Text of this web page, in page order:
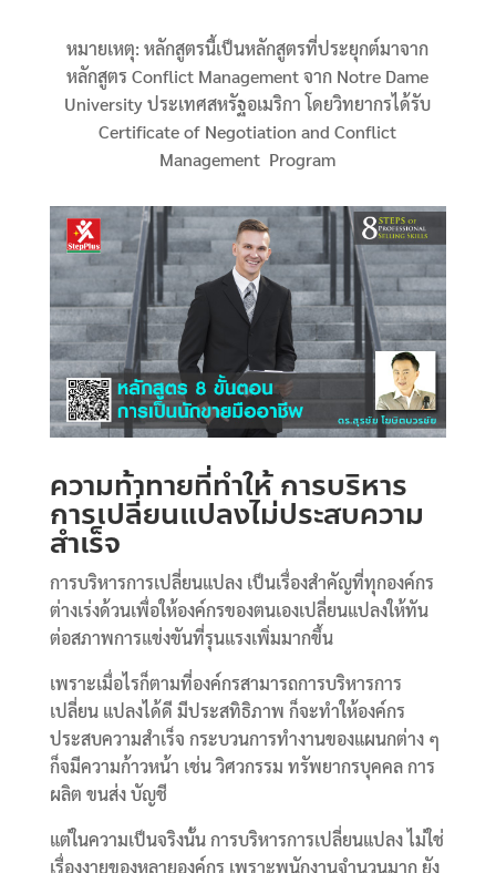
หมายเหตุ: หลักสูตรนี้เป็นหลักสูตรที่ประยุกต์มาจาก
หลักสูตร Conflict Management จาก Notre Dame
University ประเทศสหรัฐอเมริกา โดยวิทยากรได้รับ
Certificate of Negotiation and Conflict
Management Program
ความท้าทายที่ทำให้ การบริหาร
การเปลี่ยนแปลงไม่ประสบความ
สำเร็จ
การบริหารการเปลี่ยนแปลง เป็นเรื่องสำคัญที่ทุกองค์กร
ต่างเร่งด้วนเพื่อให้องค์กรของตนเองเปลี่ยนแปลงให้ทัน
ต่อสภาพการแข่งขันที่รุนแรงเพิ่มมากขึ้น
เพราะเมื่อไรก็ตามที่องค์กรสามารถการบริหารการ
เปลี่ยน แปลงได้ดี มีประสทิธิภาพ ก็จะทำให้องค์กร
ประสบความสำเร็จ กระบวนการทำงานของแผนกต่าง ๆ
ก็จมีความก้าวหน้า เช่น วิศวกรรม ทรัพยากรบุคคล การ
ผลิต ขนส่ง บัญชี
แต่ในความเป็นจริงนั้น การบริหารการเปลี่ยนแปลง ไม่ใช่
เรื่องงายของหลายองค์กร เพราะพนักงานจำนวนมาก ยัง